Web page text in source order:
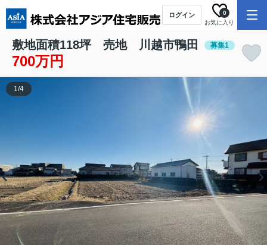
ログイン
お気に入り
0
敷地面積118坪 売地 川越市鴨田 募集1
700万円
1/4